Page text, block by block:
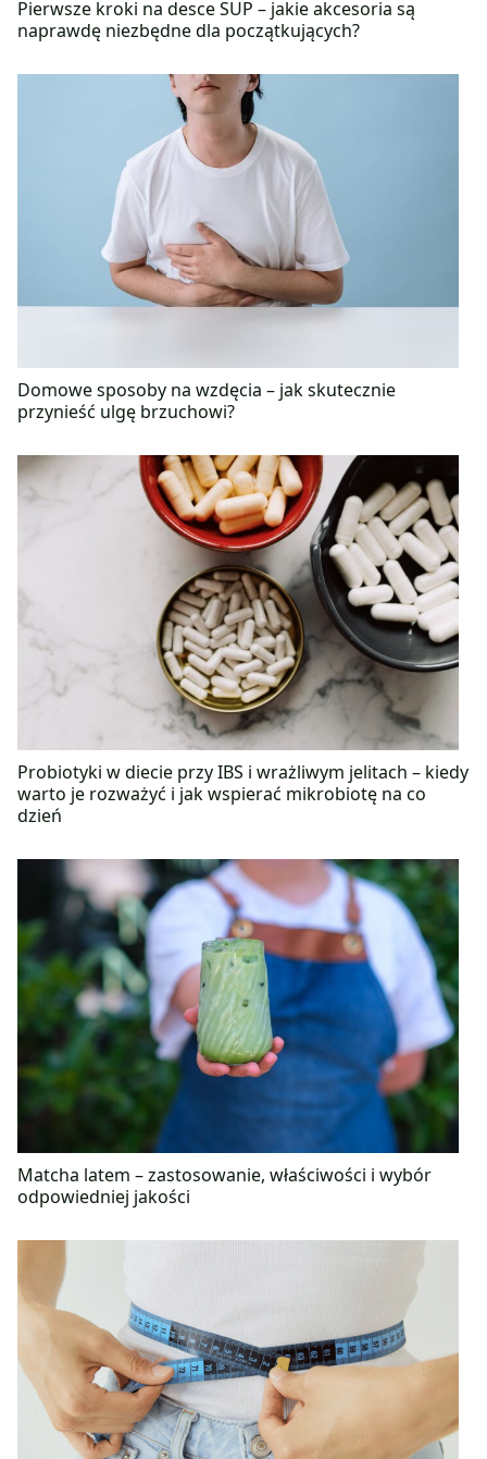
Pierwsze kroki na desce SUP – jakie akcesoria są
naprawdę niezbędne dla początkujących?
Domowe sposoby na wzdęcia – jak skutecznie
przynieść ulgę brzuchowi?
Probiotyki w diecie przy IBS i wrażliwym jelitach – kiedy
warto je rozważyć i jak wspierać mikrobiotę na co
dzień
Matcha latem – zastosowanie, właściwości i wybór
odpowiedniej jakości